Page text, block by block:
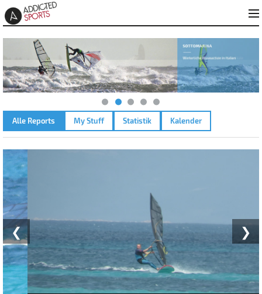
Alle Reports My Stuff Statistik Kalender
LE SALINE – 21.05.2025
❯
❮